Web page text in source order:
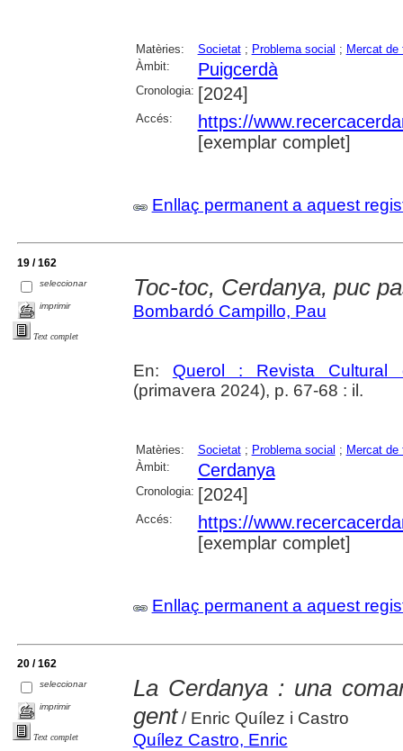
Matèries: Societat; Problema social ; Mercat de
Àmbit:
Puigcerdà
Cronologia: [2024]
Accés:
https://
[exemplar complet]
Enllaç permanent a aquest
19 / 162
seleccionar
imprimir
Text complet
Toc-toc, Cerdanya, puc
Bombardó Campillo, Pau
En: Querol : Revista Cultural
(primavera 2024), p. 67-68 : il.
Matèries: Societat; Problema social ; Mercat de
Àmbit:
Cerdanya
Cronologia: [2024]
Accés:
https://
[exemplar complet]
Enllaç permanent a aquest
20 / 162
seleccionar
imprimir
Text complet
La Cerdanya : una
gent/ Enric Quílez i Castro
Quílez Castro, Enric